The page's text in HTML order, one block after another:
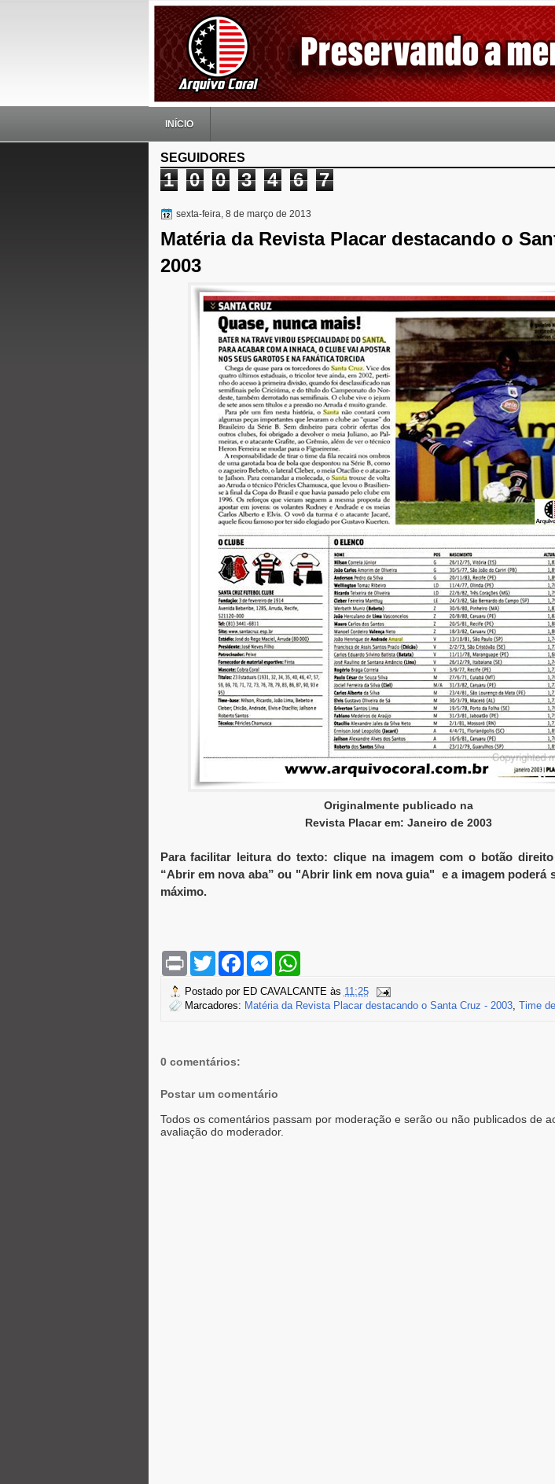
INÍCIO
SEGUIDORES
1 0 0 3 4 6 7
sexta-feira, 8 de março de 2013
Matéria da Revista Placar destacando o
2003
Originalmente publicado na
Revista Placar em: Janeiro de 2003
Para facilitar leitura do texto: clique na imagem com o botão
“Abrir em nova aba” ou "Abrir link em nova guia" e a imagem poderá
máximo.
P
n
t
T
w
t
t
F
e
b
M
s
e
W
t
s
Postado por ED CAVALCANTE às 11:25
Marcadores: Matéria da Revista Placar destacando o Santa Cruz - 2003, Time
0 comentários:
Postar um comentário
Todos os comentários passam por moderação e serão ou não publicados de
avaliação do moderador.